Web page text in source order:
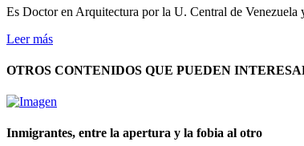
Es Doctor en Arquitectura por la U. Central de
Leer más
OTROS CONTENIDOS QUE PUEDEN
Inmigrantes, entre la apertura y la fobia al otro